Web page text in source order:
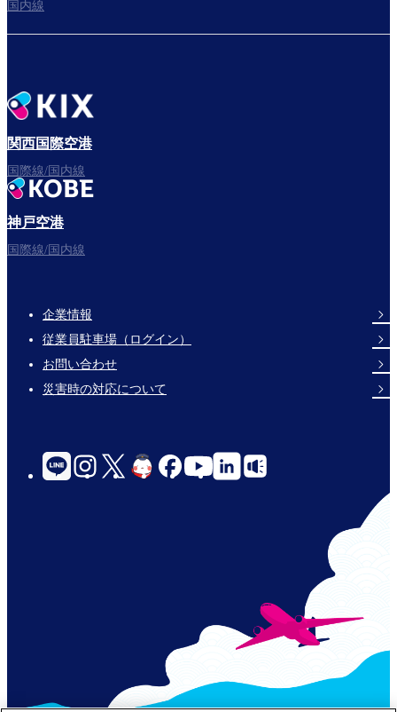
国内線
関西国際空港
国際線/国内線
神戸空港
国際線/国内線
Footer
Links
企業情報
従業員駐車場（ログイン）
お問い合わせ
災害時の対応について
social-
links-